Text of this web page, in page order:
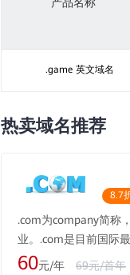
.game 英文域名
热卖域名推荐
8.7
.com为company简称
业。.com是目前国际
域名格式，现全球的
60元/年 69元/首年